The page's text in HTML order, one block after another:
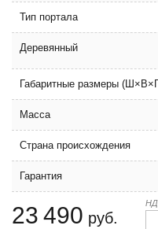
Тип портала
Деревянный
Габаритные размеры
Масса
Страна происхождения
Гарантия
23 490 руб.